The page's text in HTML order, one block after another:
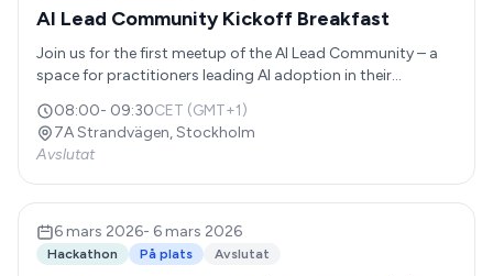
AI Lead Community Kickoff Breakfast
Join us for the first meetup of the AI Lead Community – a
space for practitioners leading AI adoption in their
experiences, discuss what's working (and what's not), and
connect with others navigating similar challenges. Casual
format, real conversations.
08:00- 09:30CET (GMT+1)
7A Strandvägen, Stockholm
Avslutat
6 mars 2026- 6 mars 2026
Hackathon På plats Avslutat